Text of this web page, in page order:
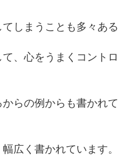
しまうことも多々ある
、心をうまくコントロ
らの例からも書かれて
広く書かれています。